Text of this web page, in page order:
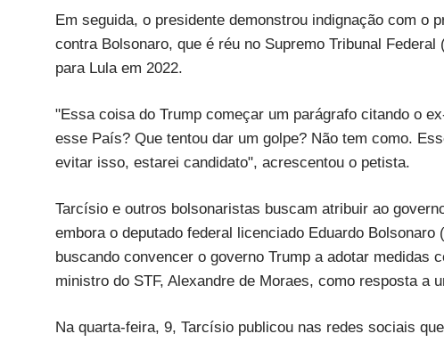
Em seguida, o presidente demonstrou indignação com o
contra Bolsonaro, que é réu no Supremo Tribunal
para Lula em 2022.
"Essa coisa do Trump começar um parágrafo citando o
esse País? Que tentou dar um golpe? Não tem como.
evitar isso, estarei candidato", acrescentou o petista.
Tarcísio e outros bolsonaristas buscam atribuir ao
embora o deputado federal licenciado Eduardo
buscando convencer o governo Trump a adotar medidas
ministro do STF, Alexandre de Moraes, como resposta a
Na quarta-feira, 9, Tarcísio publicou nas redes sociais